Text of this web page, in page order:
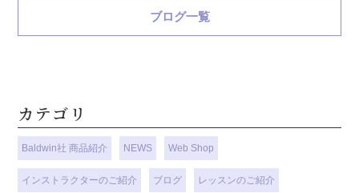
ブログ一覧
カテゴリ
Baldwin社 商品紹介 NEWS Web Shop
インストラクターのご紹介 ブログ レッスンのご紹介